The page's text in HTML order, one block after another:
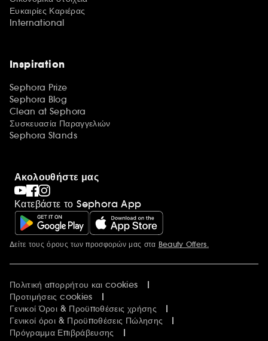
Ευκαιρίες Καριέρας
International
Inspiration
Sephora Prize
Sephora Blog
Clean at Sephora
Συσκευασία Παραγγελιών
Sephora Stands
Ακολουθήστε μας
Κατεβάστε το Sephora App
Περισσότερες πληροφορίες
Δείτε τους όρους των προσφορών μας στα Beauty Offers.
Πολιτική απορρήτου και cookies
Προτιμήσεις cookies
Γενικοί Όροι & Προϋποθέσεις χρήσης
Γενικοί όροι & Προϋποθέσεις Πώλησης
Πρόγραμμα Επιβράβευσης